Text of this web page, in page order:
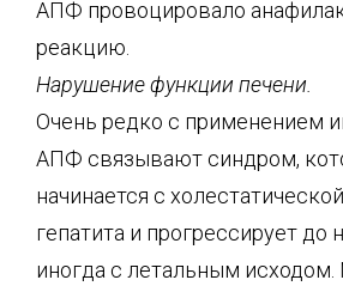
АПФ провоцировало
реакцию.
Нарушение функции печени.
Очень редко с применением
АПФ связывают синдром,
начинается с
гепатита и прогрессирует до
иногда с летальным